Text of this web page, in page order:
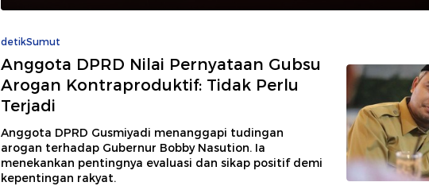
detikSumut
Anggota DPRD Nilai Pernyataan Gubsu
Arogan Kontraproduktif: Tidak Perlu
Terjadi
Anggota DPRD Gusmiyadi menanggapi tudingan
arogan terhadap Gubernur Bobby Nasution. Ia
menekankan pentingnya evaluasi dan sikap positif demi
kepentingan rakyat.